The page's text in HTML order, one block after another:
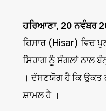
ਹਰਿਆਣਾ, 20 ਨਵੰਬਰ
ਹਿਸਾਰ (Hisar) ਵਿਚ
ਸਿਹਾਗ ਨੂੰ ਸੰਗਲਾਂ ਨਾਲ
। ਦੱਸਣਯੋਗ ਹੈ ਕਿ
ਸ਼ਾਮਲ ਹੈ ।